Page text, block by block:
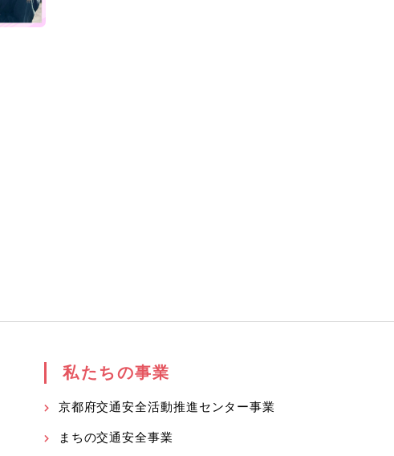
私たちの事業
京都府交通安全活動推進センター事業
まちの交通安全事業